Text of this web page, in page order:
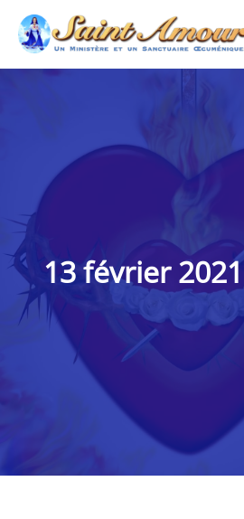
Aller
contenu
13 février 2021